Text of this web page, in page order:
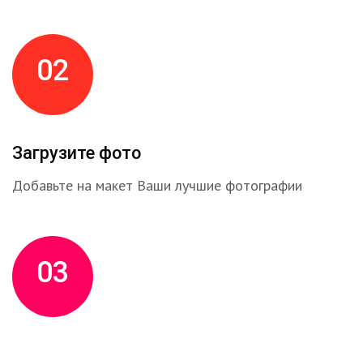
02
Загрузите фото
Добавьте на макет Ваши лучшие фотографии
03